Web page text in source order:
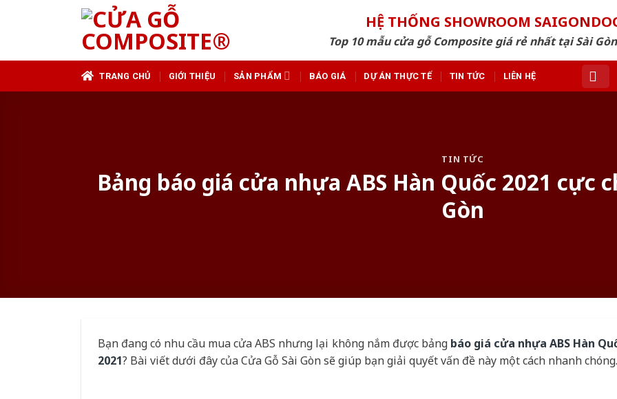
HỆ THỐNG SHOWROOM
Top 10 mẫu cửa gỗ Composite giá rẻ nhất tại Sài
TRANG CHỦ GIỚI THIỆU SẢN PHẨM BÁO GIÁ DỰ ÁN THỰC TẾ TIN TỨC LIÊN HỆ
TIN TỨC
Bảng báo giá cửa nhựa ABS Hàn Quốc 2021 cực
Gòn
Bạn đang có nhu cầu mua cửa ABS nhưng lại không nắm được bảng báo giá cửa nhựa ABS Hàn
2021? Bài viết dưới đây của Cửa Gỗ Sài Gòn sẽ giúp bạn giải quyết vấn đề này một cách nhanh chóng.